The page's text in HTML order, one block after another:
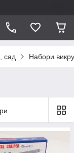
сад Набори